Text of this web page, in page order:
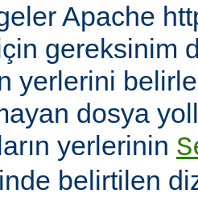
Apache
gereksinim
yerlerini
dosya
yerlerinin
belirtilen